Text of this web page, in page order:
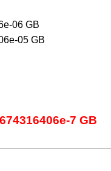
06 GB
05 GB
7 GB